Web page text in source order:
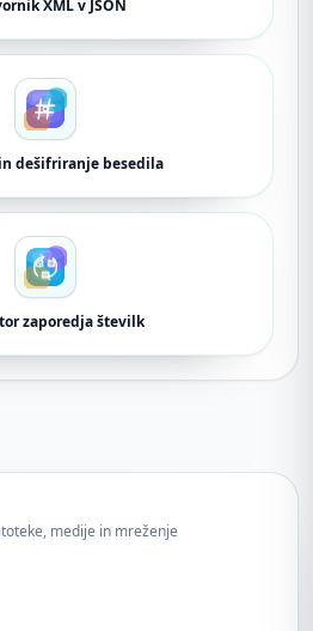
XML v JSON
dešifriranje besedila
zaporedja številk
medije in mreženje